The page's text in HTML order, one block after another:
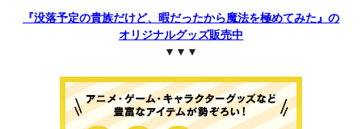
『没落予定の貴族だけど、暇だったから魔法を極めてみた』の
オリジナルグッズ販売中
▼▼▼